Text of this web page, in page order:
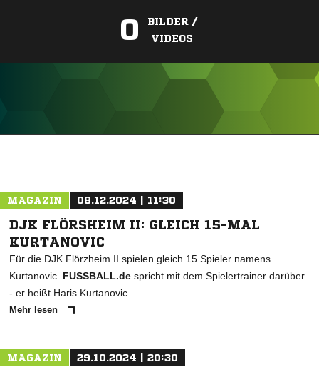
0
BILDER /
VIDEOS
MAGAZIN 08.12.2024 | 11:30
DJK FLÖRSHEIM II: GLEICH 15-MAL
KURTANOVIC
Für die DJK Flörzheim II spielen gleich 15 Spieler namens
Kurtanovic. FUSSBALL.de spricht mit dem Spielertrainer darüber
- er heißt Haris Kurtanovic.
Mehr lesen
MAGAZIN 29.10.2024 | 20:30